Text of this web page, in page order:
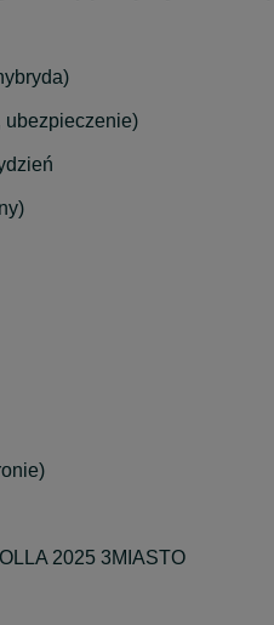
ubezpieczenie)
2025 3MIASTO